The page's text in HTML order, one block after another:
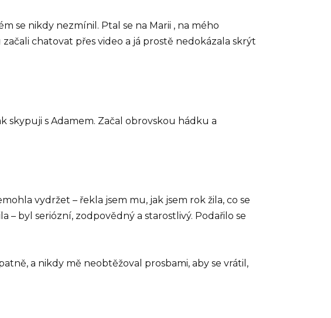
se nikdy nezmínil. Ptal se na Marii , na mého
chatovat přes video a já prostě nedokázala skrýt
skypuji s Adamem. Začal obrovskou hádku a
vydržet – řekla jsem mu, jak jsem rok žila, co se
– byl seriózní, zodpovědný a starostlivý. Podařilo se
a nikdy mě neobtěžoval prosbami, aby se vrátil,